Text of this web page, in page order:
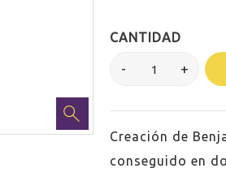
CANTIDAD
Creación de
conseguido en